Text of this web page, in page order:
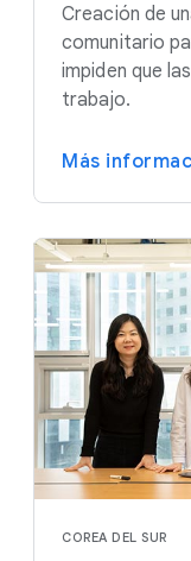
Creación de
comunitario
impiden que
trabajo.
Más
COREA DEL SUR